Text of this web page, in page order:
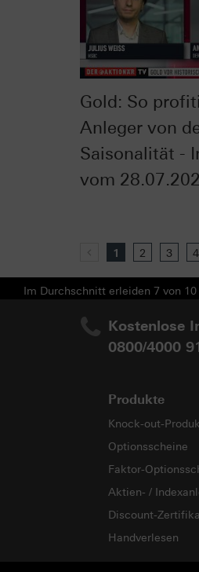
Gold: So
Anleger von
Saisonalität -
vom
Previous
1 2 3 4
Im Durchschnitt erleiden 7 von
Kostenlose
0800/4000
Produkte
Knock-out-
Optionsscheine
Faktor-
Aktien- /
Discount-
Handverlesen